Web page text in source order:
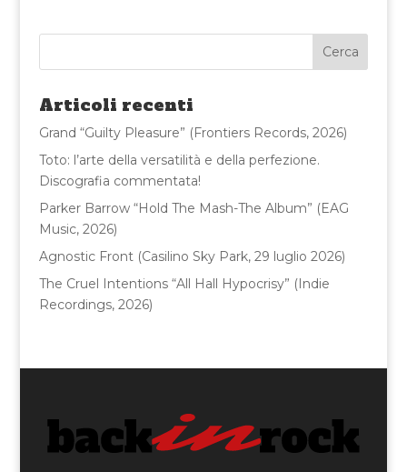
e
b
o
o
k
te
r
l
di
vi
di
Articoli recenti
Grand “Guilty Pleasure” (Frontiers Records, 2026)
Toto: l’arte della versatilità e della perfezione.
Discografia commentata!
Parker Barrow “Hold The Mash-The Album” (EAG
Music, 2026)
Agnostic Front (Casilino Sky Park, 29 luglio 2026)
The Cruel Intentions “All Hall Hypocrisy” (Indie
Recordings, 2026)